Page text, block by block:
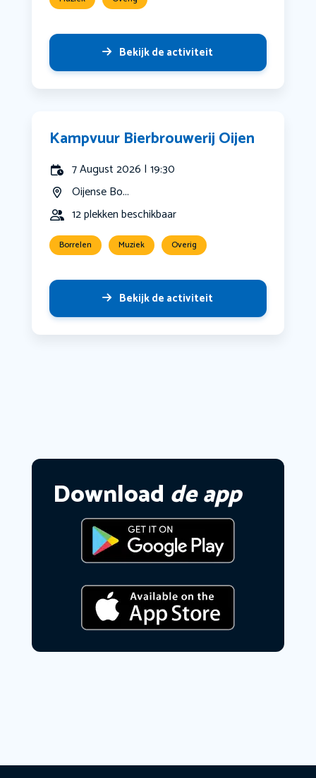
Bekijk de activiteit
Kampvuur Bierbrouwerij Oijen
7 August 2026 | 19:30
Oijense Bo...
12 plekken beschikbaar
Borrelen Muziek Overig
Bekijk de activiteit
Download de app